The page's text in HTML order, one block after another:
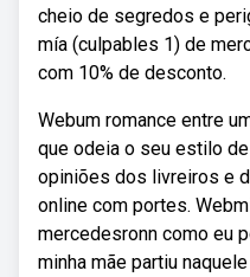
cheio de segredos e
mía (culpables 1) de
com 10% de desconto.
Webum romance entre
que odeia o seu estilo
opiniões dos livreiros e
online com portes.
mercedesronn como eu
minha mãe partiu